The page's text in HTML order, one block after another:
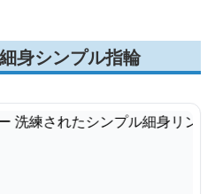
身シンプル指輪